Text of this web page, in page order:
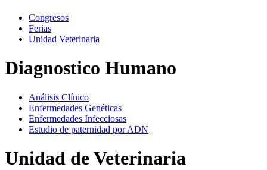
Congresos
Ferias
Unidad Veterinaria
Diagnostico Humano
Análisis Clínico
Enfermedades Genéticas
Enfermedades Infecciosas
Estudio de paternidad por ADN
Unidad de Veterinaria